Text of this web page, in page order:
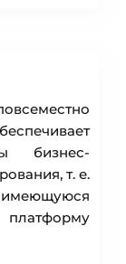
бизнес-
т. е.